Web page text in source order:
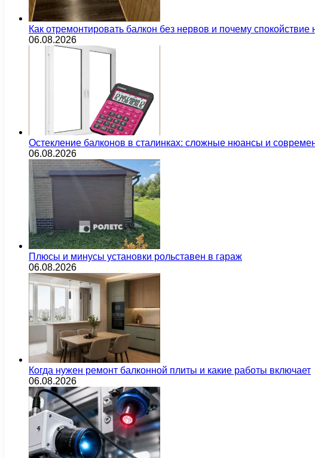
Как отремонтировать балкон без нервов и почему спокойствие
06.08.2026
Остекление балконов в сталинках: сложные нюансы и
06.08.2026
Плюсы и минусы установки рольставен в гараж
06.08.2026
Когда нужен ремонт балконной плиты и какие работы включает
06.08.2026